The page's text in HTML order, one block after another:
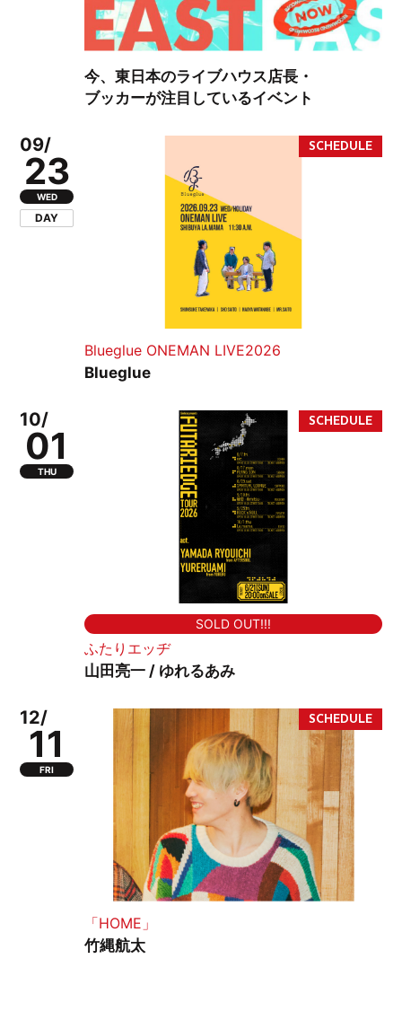
今、東日本のライブハウス店長・
ブッカーが注目しているイベント
09/
23
WED
DAY
Blueglue ONEMAN LIVE2026
Blueglue
10/
01
THU
SOLD OUT!!!
ふたりエッヂ
山田亮一 / ゆれるあみ
12/
11
FRI
「HOME」
竹縄航太